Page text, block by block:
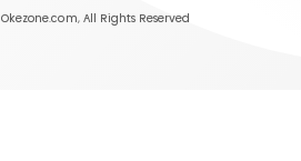
Okezone.com, All Rights Reserved